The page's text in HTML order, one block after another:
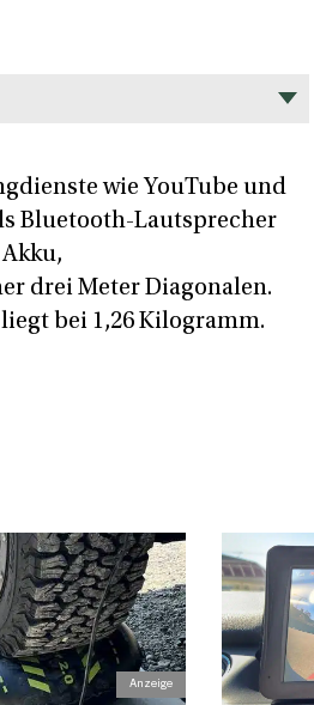
wie YouTube und
Bluetooth-Lautsprecher
drei Meter Diagonalen.
bei 1,26 Kilogramm.